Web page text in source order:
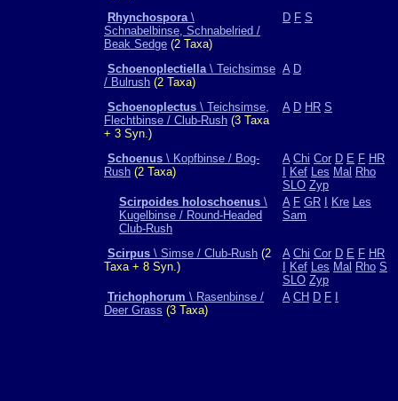
Rhynchospora\
Schnabelbinse, Schnabelried /
Beak Sedge (2 Taxa)
D F S
Schoenoplectiella\ Teichsimse
/ Bulrush (2 Taxa)
A D
Schoenoplectus \ Teichsimse,
Flechtbinse / Club-Rush (3 Taxa
+ 3 Syn.)
A D HR S
Schoenus \ Kopfbinse / Bog-
Rush (2 Taxa)
A Chi Cor D E F HR
Kef Les Mal Rho
SLO Zyp
Scirpoides holoschoenus \
Kugelbinse / Round-Headed
Club-Rush
A F GR Kre Les
Sam
Scirpus \ Simse / Club-Rush (2
Taxa + 8 Syn.)
A Chi Cor D E F HR
Kef Les Mal Rho S
SLO Zyp
Trichophorum \ Rasenbinse /
Deer Grass (3 Taxa)
A CH D F